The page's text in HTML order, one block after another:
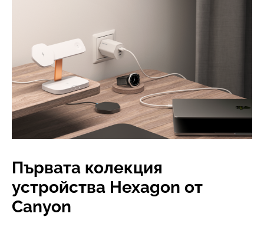
Първата колекция
устройства Hexagon от
Canyon